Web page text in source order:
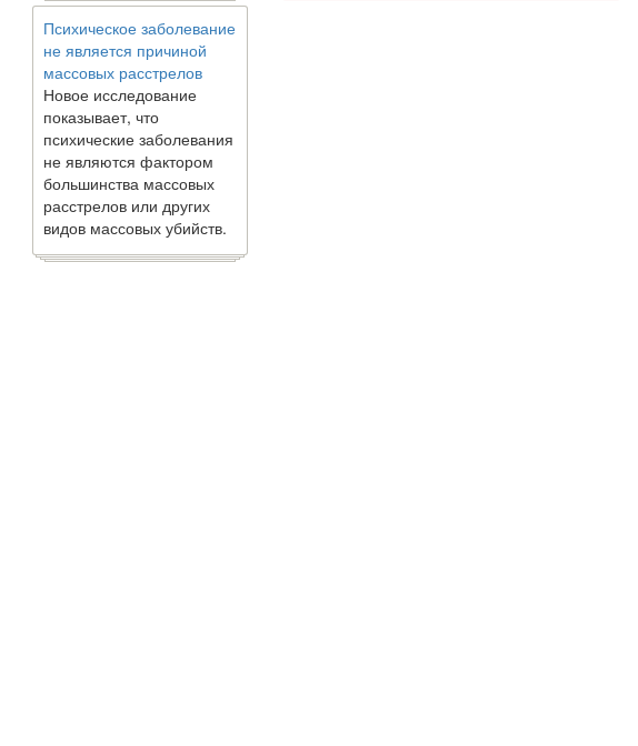
Психическое заболевание
не является причиной
массовых расстрелов
Новое исследование
показывает, что
психические заболевания
не являются фактором
большинства массовых
расстрелов или других
видов массовых убийств.